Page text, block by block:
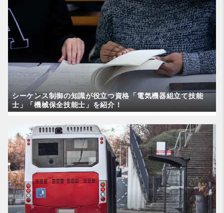
シーケンス制御の知識が役立つ資格「電気機器組立て技能
士」「機械保全技能士」を紹介！